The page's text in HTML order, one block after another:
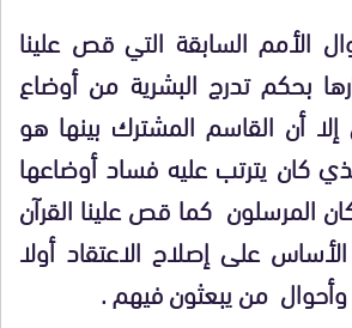
الأمم السابقة التي قص علينا
بحكم تدرج البشرية من أوضاع
أن القاسم المشترك بينها هو
كان يترتب عليه فساد أوضاعها
المرسلون كما قص علينا القرآن
على إصلاح الاعتقاد أولا
من يبعثون فيهم .